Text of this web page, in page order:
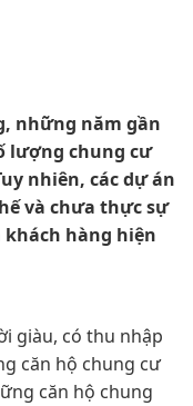
những năm gần
lượng chung cư
nhiên, các dự án
và chưa thực sự
hàng hiện
giàu, có thu nhập
căn hộ chung cư
căn hộ chung